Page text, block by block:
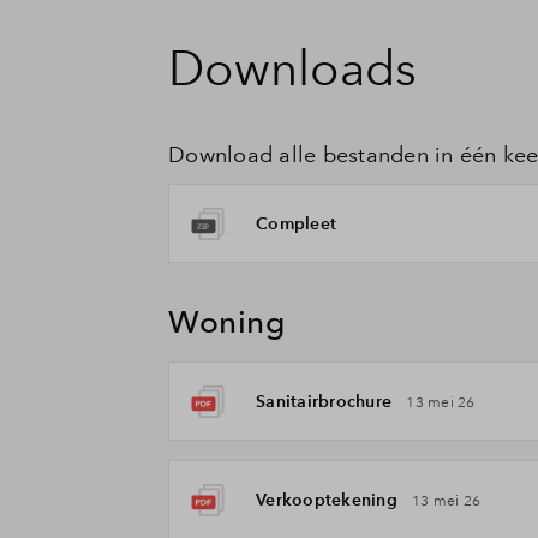
Downloads
Download alle bestanden in één
Compleet
Woning
Sanitairbrochure 13 mei 26
Verkooptekening 13 mei 26